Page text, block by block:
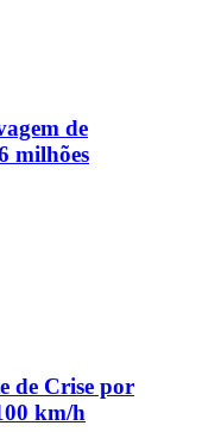
de
milhões
de Crise por
km/h